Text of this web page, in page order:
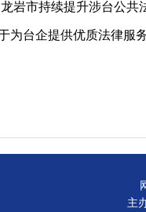
市持续提升涉台公共
为台企提供优质法律
主